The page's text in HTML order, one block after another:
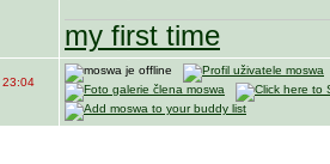
my first time
23:04